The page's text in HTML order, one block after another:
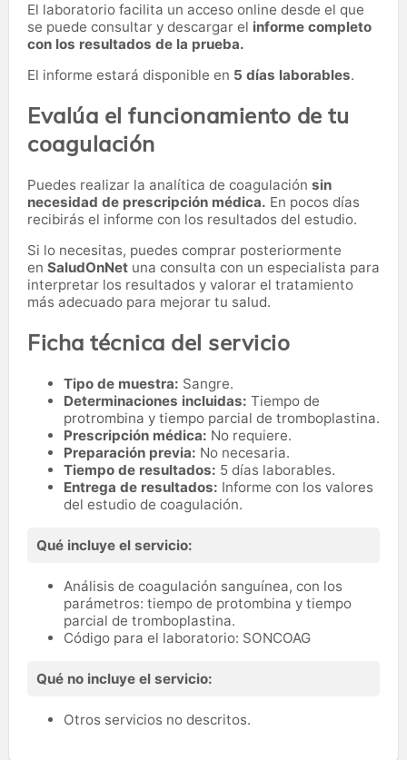
El laboratorio facilita un acceso online desde el que
se puede consultar y descargar el informe completo
con los resultados de la prueba.
El informe estará disponible en 5 días laborables.
Evalúa el funcionamiento de tu
coagulación
Puedes realizar la analítica de coagulación sin
necesidad de prescripción médica. En pocos días
recibirás el informe con los resultados del estudio.
Si lo necesitas, puedes comprar posteriormente
en SaludOnNet una consulta con un especialista para
interpretar los resultados y valorar el tratamiento
más adecuado para mejorar tu salud.
Ficha técnica del servicio
Tipo de muestra: Sangre.
Determinaciones incluidas: Tiempo de
protrombina y tiempo parcial de tromboplastina.
Prescripción médica: No requiere.
Preparación previa: No necesaria.
Tiempo de resultados: 5 días laborables.
Entrega de resultados: Informe con los valores
del estudio de coagulación.
Qué incluye el servicio:
Análisis de coagulación sanguínea, con los
parámetros: tiempo de protombina y tiempo
parcial de tromboplastina.
Código para el laboratorio: SONCOAG
Qué no incluye el servicio:
Otros servicios no descritos.